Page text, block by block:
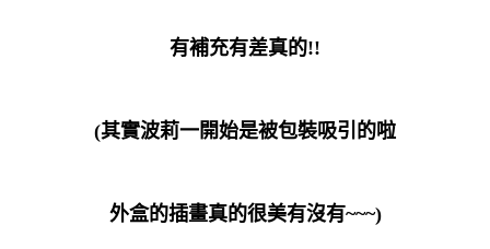
有補充有差真的!!
(其實波莉一開始是被包裝吸引的啦
外盒的插畫真的很美有沒有~~~)